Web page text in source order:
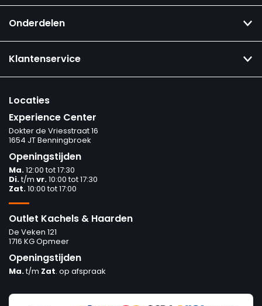
Onderdelen
Klantenservice
Locaties
Experience Center
Dokter de Vriesstraat 16
1654 JT Benningbroek
Openingstijden
Ma.12:00 tot 17:30
Di.t/m vr.10:00 tot 17:30
Zat.10:00 tot 17:00
Outlet Kachels & Haarden
De Veken 121
1716 KG Opmeer
Openingstijden
Ma.t/m Zat. op afspraak